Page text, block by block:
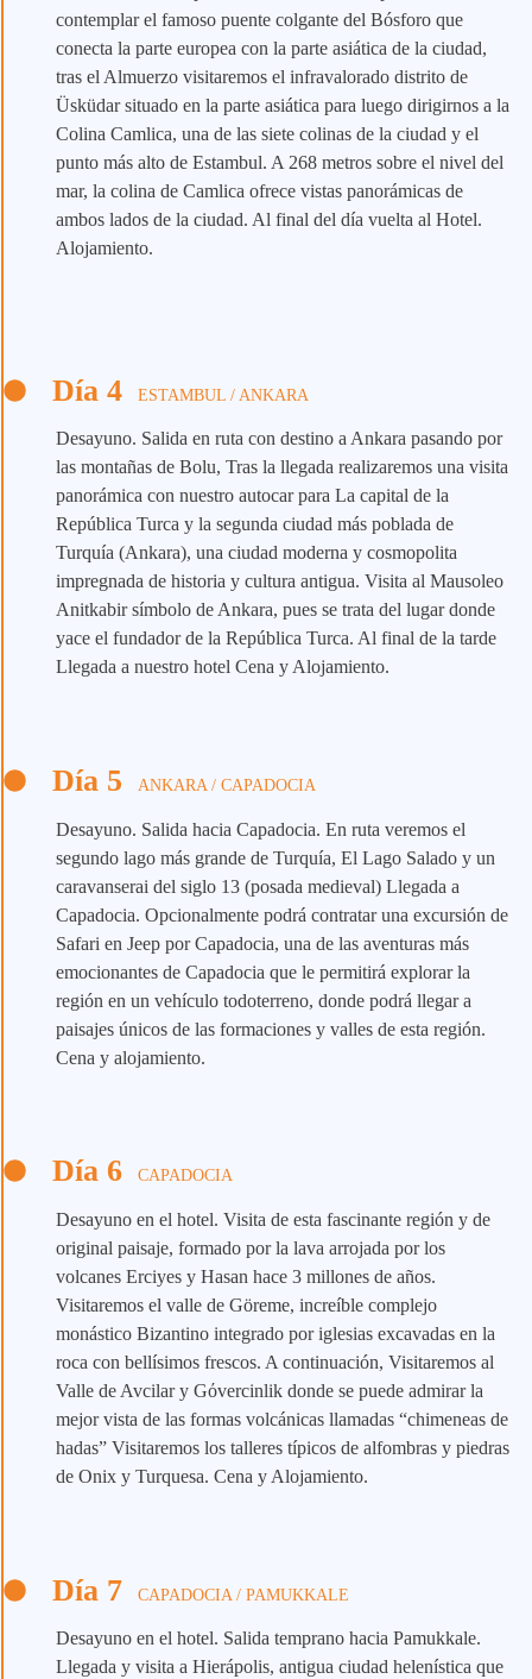
contemplar el famoso puente colgante del Bósforo que
conecta la parte europea con la parte asiática de la ciudad,
tras el Almuerzo visitaremos el infravalorado distrito de
Üsküdar situado en la parte asiática para luego dirigirnos a la
Colina Camlica, una de las siete colinas de la ciudad y el
punto más alto de Estambul. A 268 metros sobre el nivel del
mar, la colina de Camlica ofrece vistas panorámicas de
ambos lados de la ciudad. Al final del día vuelta al Hotel.
Alojamiento.
Día 4 ESTAMBUL / ANKARA
Desayuno. Salida en ruta con destino a Ankara pasando por
las montañas de Bolu, Tras la llegada realizaremos una visita
panorámica con nuestro autocar para La capital de la
República Turca y la segunda ciudad más poblada de
Turquía (Ankara), una ciudad moderna y cosmopolita
impregnada de historia y cultura antigua. Visita al Mausoleo
Anitkabir símbolo de Ankara, pues se trata del lugar donde
yace el fundador de la República Turca. Al final de la tarde
Llegada a nuestro hotel Cena y Alojamiento.
Día 5 ANKARA / CAPADOCIA
Desayuno. Salida hacia Capadocia. En ruta veremos el
segundo lago más grande de Turquía, El Lago Salado y un
caravanserai del siglo 13 (posada medieval) Llegada a
Capadocia. Opcionalmente podrá contratar una excursión de
Safari en Jeep por Capadocia, una de las aventuras más
emocionantes de Capadocia que le permitirá explorar la
región en un vehículo todoterreno, donde podrá llegar a
paisajes únicos de las formaciones y valles de esta región.
Cena y alojamiento.
Día 6 CAPADOCIA
Desayuno en el hotel. Visita de esta fascinante región y de
original paisaje, formado por la lava arrojada por los
volcanes Erciyes y Hasan hace 3 millones de años.
Visitaremos el valle de Göreme, increíble complejo
monástico Bizantino integrado por iglesias excavadas en la
roca con bellísimos frescos. A continuación, Visitaremos al
Valle de Avcilar y Gόvercinlik donde se puede admirar la
mejor vista de las formas volcánicas llamadas “chimeneas de
hadas” Visitaremos los talleres típicos de alfombras y piedras
de Onix y Turquesa. Cena y Alojamiento.
Día 7 CAPADOCIA / PAMUKKALE
Desayuno en el hotel. Salida temprano hacia Pamukkale.
Llegada y visita a Hierápolis, antigua ciudad helenística que